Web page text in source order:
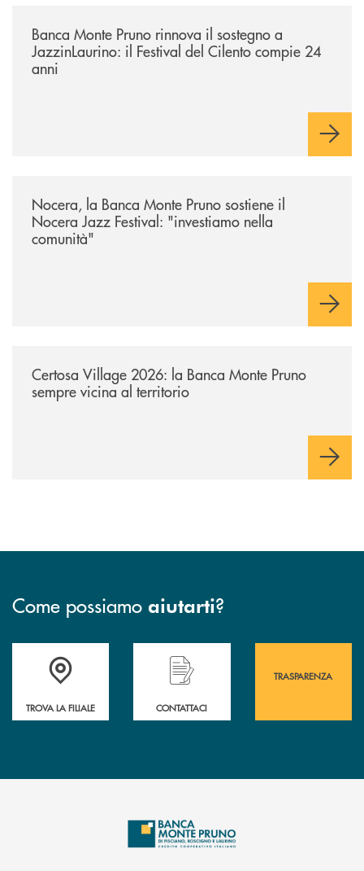
Banca Monte Pruno rinnova il sostegno a
JazzinLaurino: il Festival del Cilento compie 24
anni
Nocera, la Banca Monte Pruno sostiene il
Nocera Jazz Festival: "investiamo nella
comunità"
Certosa Village 2026: la Banca Monte Pruno
sempre vicina al territorio
Come possiamo aiutarti?
Accedi all' elenco completo&nbsp; delle&nbsp; filiali&nbsp; di Banca
TROVA LA FILIALE
Hai bisogno di assistenza immediata?
CONTATTACI
TRASPARENZA